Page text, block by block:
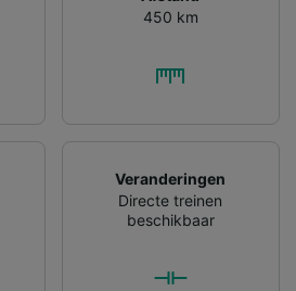
450 km
Veranderingen
Directe treinen
beschikbaar